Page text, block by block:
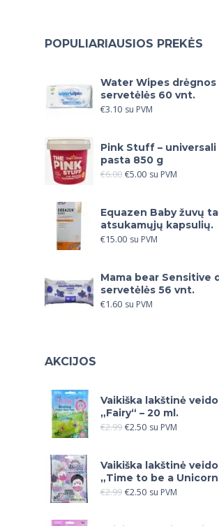
POPULIARIAUSIOS PREKĖS
Water Wipes drėgnos
servetėlės 60 vnt.
€3.10 su PVM
Pink Stuff – universali
pasta 850 g
€6.00 €5.00 su PVM
Equazen Baby žuvų
atsukamųjų kapsulių.
€15.00 su PVM
Mama bear Sensitive
servetėlės 56 vnt.
€1.60 su PVM
AKCIJOS
Vaikiška lakštinė
„Fairy“ – 20 ml.
€2.99 €2.50 su PVM
Vaikiška lakštinė
„Time to be a
€2.99 €2.50 su PVM